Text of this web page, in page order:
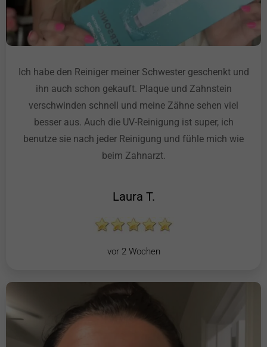
Ich habe den Reiniger meiner Schwester geschenkt und
ihn auch schon gekauft. Plaque und Zahnstein
verschwinden schnell und meine Zähne sehen viel
besser aus. Auch die UV-Reinigung ist super, ich
benutze sie nach jeder Reinigung und fühle mich wie
beim Zahnarzt.
Laura T.
vor 2 Wochen